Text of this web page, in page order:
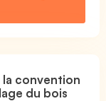
la convention
du bois